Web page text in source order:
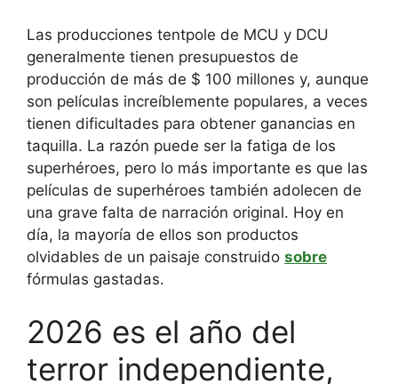
Las producciones tentpole de MCU y DCU
generalmente tienen presupuestos de
producción de más de $ 100 millones y, aunque
son películas increíblemente populares, a veces
tienen dificultades para obtener ganancias en
taquilla. La razón puede ser la fatiga de los
superhéroes, pero lo más importante es que las
películas de superhéroes también adolecen de
una grave falta de narración original. Hoy en
día, la mayoría de ellos son productos
olvidables de un paisaje construido sobre
fórmulas gastadas.
2026 es el año del
terror independiente,